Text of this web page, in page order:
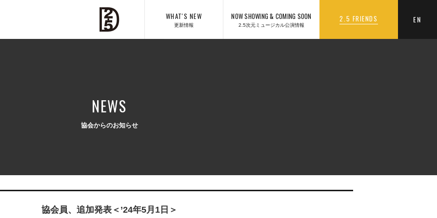
EN
WHAT'S NEW
更新情報
NOW SHOWING & COMING SOON
2.5次元ミュージカル公演情報
2.5 FRIENDS
NEWS
協会からのお知らせ
協会員、追加発表＜’24年5月1日＞